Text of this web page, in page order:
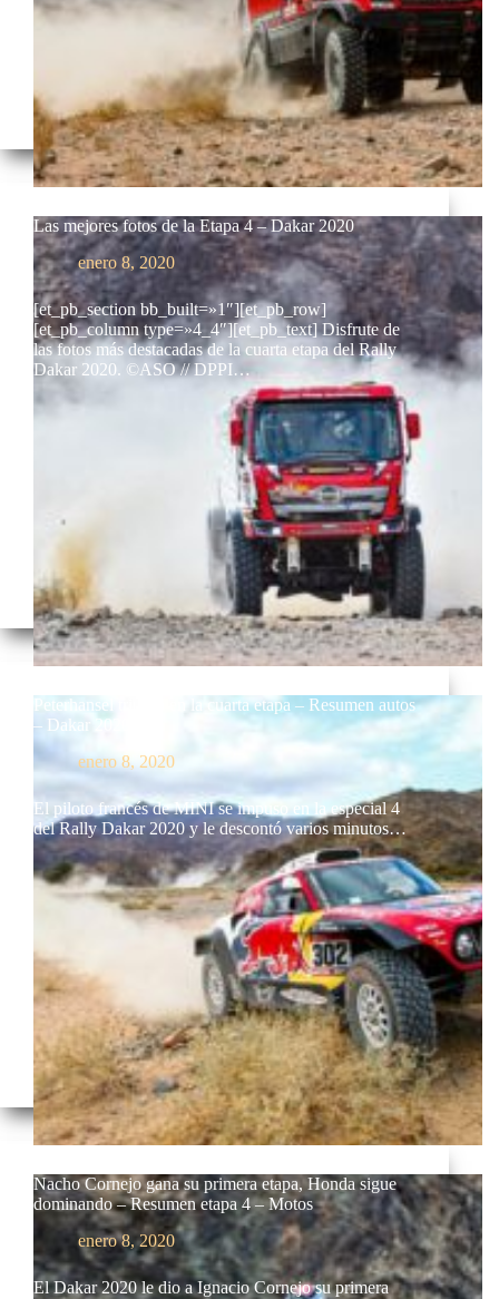
Las mejores fotos de la Etapa 4 – Dakar 2020
enero 8, 2020
[et_pb_section bb_built=»1″][et_pb_row]
[et_pb_column type=»4_4″][et_pb_text] Disfrute de
las fotos más destacadas de la cuarta etapa del Rally
Dakar 2020. ©ASO // DPPI…
Peterhansel triunfó en la cuarta etapa – Resumen autos
– Dakar 2020
enero 8, 2020
El piloto francés de MINI se impuso en la especial 4
del Rally Dakar 2020 y le descontó varios minutos…
Nacho Cornejo gana su primera etapa, Honda sigue
dominando – Resumen etapa 4 – Motos
enero 8, 2020
El Dakar 2020 le dio a Ignacio Cornejo su primera